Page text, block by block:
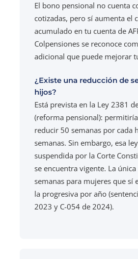
El bono pensional no cuenta
cotizadas, pero sí aumenta el
acumulado en tu cuenta de
Colpensiones se reconoce
adicional que puede mejorar
¿Existe una reducción de
hijos?
Está prevista en la Ley 2381
(reforma pensional):
reducir 50 semanas por cada
semanas. Sin embargo, esa
suspendida por la Corte
se encuentra vigente. La
semanas para mujeres que sí
la progresiva por año
2023 y C-054 de 2024).